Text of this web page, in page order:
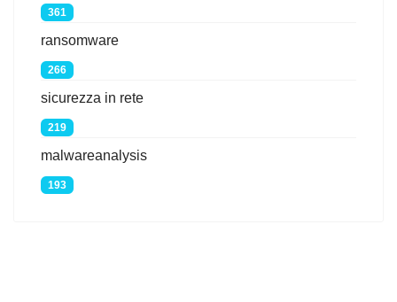
361
ransomware
266
sicurezza in rete
219
malwareanalysis
193